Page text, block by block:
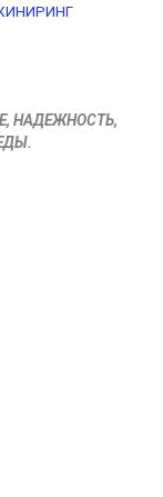
НАДЕЖНОСТЬ,